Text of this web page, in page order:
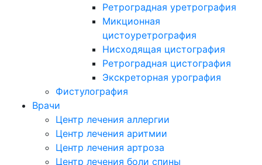
Ретроградная уретрография
Микционная
цистоуретрография
Нисходящая цистография
Ретроградная цистография
Экскреторная урография
Фистулография
Врачи
Центр лечения аллергии
Центр лечения аритмии
Центр лечения артроза
Центр лечения боли спины